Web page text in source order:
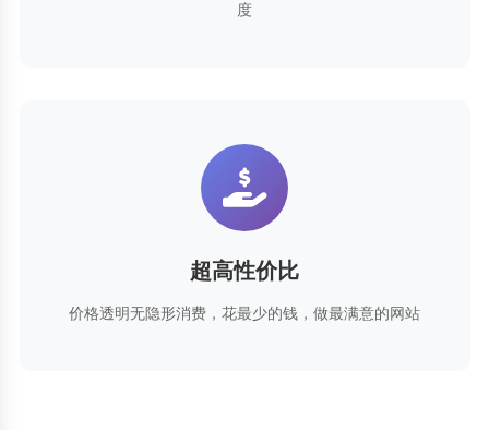
度
超高性价比
价格透明无隐形消费，花最少的钱，做最满意的网站